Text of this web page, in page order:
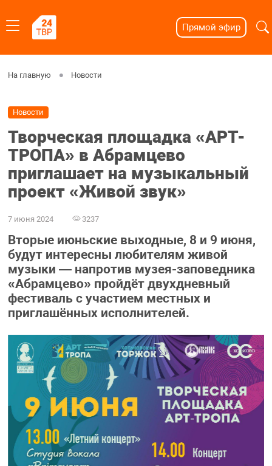
Прямой эфир
На главную Новости
Новости
Творческая площадка «АРТ-
ТРОПА» в Абрамцево
приглашает на музыкальный
проект «Живой звук»
7 июня 2024 3237
Вторые июньские выходные, 8 и 9 июня,
будут интересны любителям живой
музыки — напротив музея-заповедника
«Абрамцево» пройдёт двухдневный
фестиваль с участием местных и
приглашённых исполнителей.